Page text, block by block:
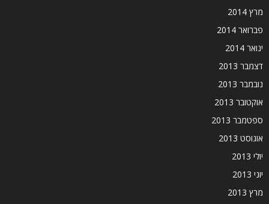
מרץ 2014
פברואר 2014
ינואר 2014
דצמבר 2013
נובמבר 2013
אוקטובר 2013
ספטמבר 2013
אוגוסט 2013
יולי 2013
יוני 2013
מרץ 2013